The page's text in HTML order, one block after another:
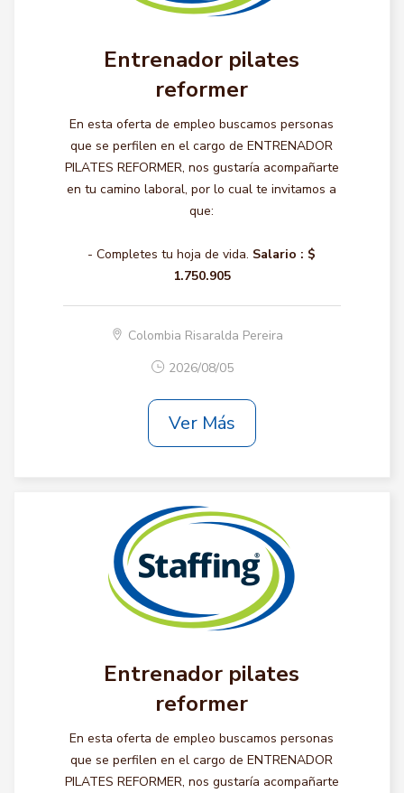
Entrenador pilates
reformer
En esta oferta de empleo buscamos personas
que se perfilen en el cargo de ENTRENADOR
PILATES REFORMER, nos gustaría acompañarte
en tu camino laboral, por lo cual te invitamos a
que:
- Completes tu hoja de vida. Salario : $
1.750.905
Colombia Risaralda Pereira
2026/08/05
Ver Más
Entrenador pilates
reformer
En esta oferta de empleo buscamos personas
que se perfilen en el cargo de ENTRENADOR
PILATES REFORMER, nos gustaría acompañarte